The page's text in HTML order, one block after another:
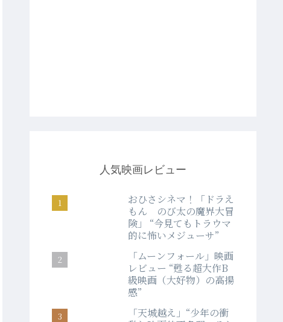
人気映画レビュー
おひさシネマ！「ドラえ
もん のび太の魔界大冒
険」 “今見てもトラウマ
的に怖いメジューサ”
「ムーンフォール」映画
レビュー “甦る超大作B
級映画（大好物）の高揚
感”
「天城越え」“少年の衝